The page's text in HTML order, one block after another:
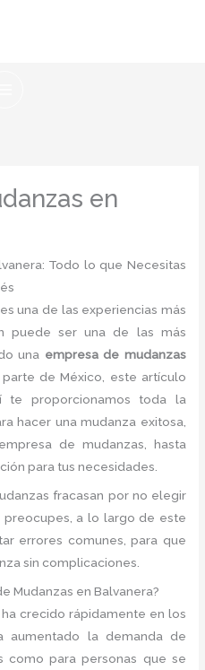
en
Todo lo que Necesitas
una de las experiencias más
puede ser una de las más
una empresa de mudanzas
de México, este artículo
te proporcionamos toda la
hacer una mudanza exitosa,
de mudanzas, hasta
para tus necesidades.
fracasan por no elegir
a lo largo de este
errores comunes, para que
sin complicaciones.
Mudanzas en Balvanera?
crecido rápidamente en los
aumentado la demanda de
como para personas que se